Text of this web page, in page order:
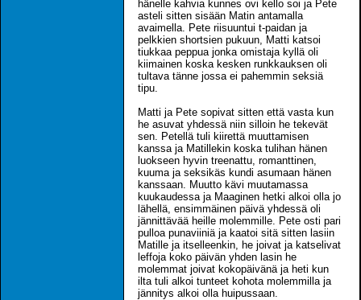
hänelle kahvia kunnes ovi kello soi ja Pete
asteli sitten sisään Matin antamalla
avaimella. Pete riisuuntui t-paidan ja
pelkkien shortsien pukuun, Matti katsoi
tiukkaa peppua jonka omistaja kyllä oli
kiimainen koska kesken runkkauksen oli
tultava tänne jossa ei pahemmin seksiä
tipu.
Matti ja Pete sopivat sitten että vasta kun
he asuvat yhdessä niin silloin he tekevät
sen. Petellä tuli kiirettä muuttamisen
kanssa ja Matillekin koska tulihan hänen
luokseen hyvin treenattu, romanttinen,
kuuma ja seksikäs kundi asumaan hänen
kanssaan. Muutto kävi muutamassa
kuukaudessa ja Maaginen hetki alkoi olla jo
lähellä, ensimmäinen päivä yhdessä oli
jännittävää heille molemmille. Pete osti pari
pulloa punaviiniä ja kaatoi sitä sitten lasiin
Matille ja itselleenkin, he joivat ja katselivat
leffoja koko päivän yhden lasin he
molemmat joivat kokopäivänä ja heti kun
ilta tuli alkoi tunteet kohota molemmilla ja
jännitys alkoi olla huipussaan.